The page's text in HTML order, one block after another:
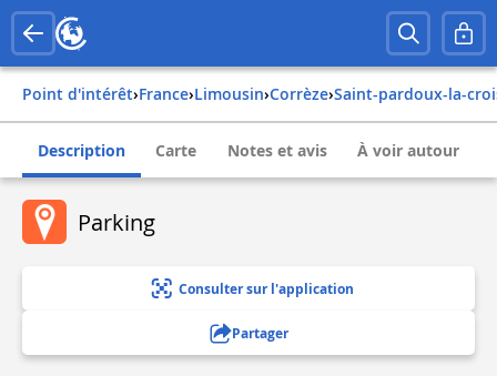
Point d'intérêt› france› limousin› corrèze› saint-pardoux-la-
Description Carte Notes et avis À voir autour
Parking
Consulter sur l'application
Partager